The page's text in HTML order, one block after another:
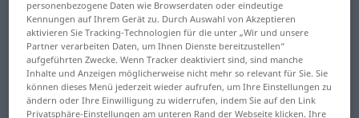
Spanisch-Deutsch Übersetzung für
"intuitivo"
"intuitivo" Deutsch Übersetzung
personenbezogene Daten wie Browserdaten oder eindeutige
Kennungen auf Ihrem Gerät zu. Durch Auswahl von Akzeptieren
aktivieren Sie Tracking-Technologien für die unter „Wir und unsere
Partner verarbeiten Daten, um Ihnen Dienste bereitzustellen“
aufgeführten Zwecke. Wenn Tracker deaktiviert sind, sind manche
Inhalte und Anzeigen möglicherweise nicht mehr so relevant für Sie. Sie
können dieses Menü jederzeit wieder aufrufen, um Ihre Einstellungen zu
ändern oder Ihre Einwilligung zu widerrufen, indem Sie auf den Link
Privatsphäre-Einstellungen am unteren Rand der Webseite klicken. Ihre